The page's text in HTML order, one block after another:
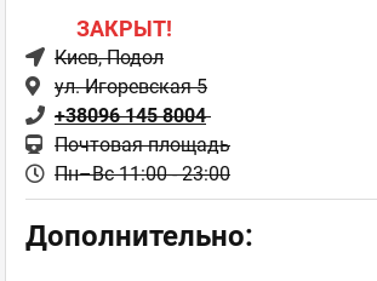
ЗАКРЫТ!
Киев, Подол
ул. Игоревская 5
+38096 145 8004
Почтовая площадь
Пн–Вс 11:00 - 23:00
Дополнительно: